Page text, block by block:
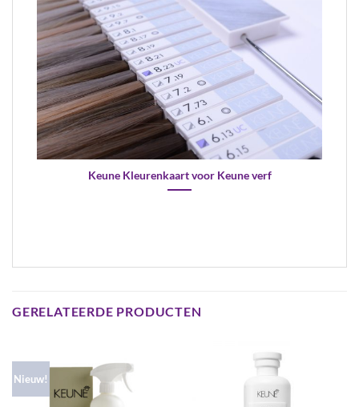
Keune Kleurenkaart voor Keune verf
GERELATEERDE PRODUCTEN
Nieuw!